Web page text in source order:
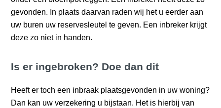
gevonden. In plaats daarvan raden wij het u eerder aan
uw buren uw reservesleutel te geven. Een inbreker krijgt
deze zo niet in handen.
Is er ingebroken? Doe dan dit
Heeft er toch een inbraak plaatsgevonden in uw woning?
Dan kan uw verzekering u bijstaan. Het is hierbij van